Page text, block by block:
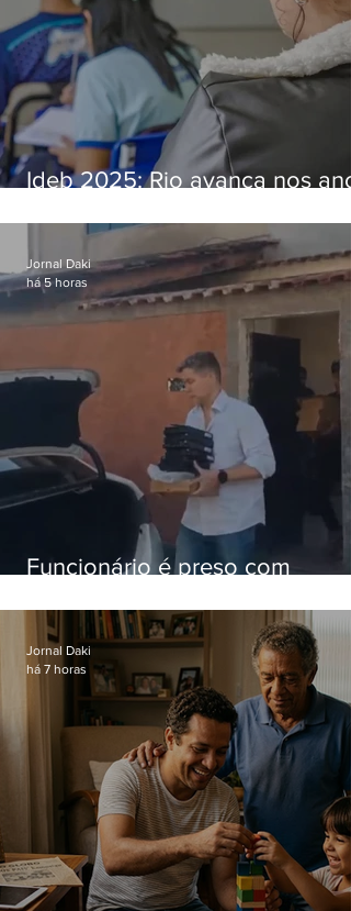
Ideb 2025: Rio avança nos
nacional
Funcionário é preso com
Hospital do Andaraí
Jornal Daki
há 5 horas
Jornal Daki
há 7 horas